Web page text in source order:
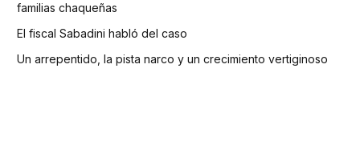
familias chaqueñas
El fiscal Sabadini habló del caso
Un arrepentido, la pista narco y un crecimiento vertiginoso